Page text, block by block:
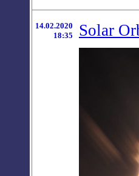
14.02.2020
18:35
Solar